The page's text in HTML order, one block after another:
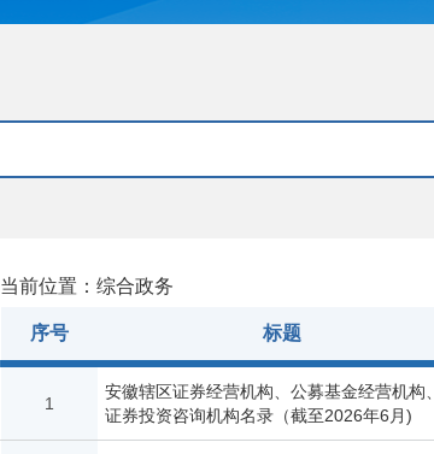
当前位置：综合政务
序号 标题
1
安徽辖区证券经营机构、公募基金经营机构、
证券投资咨询机构名录（截至2026年6月)